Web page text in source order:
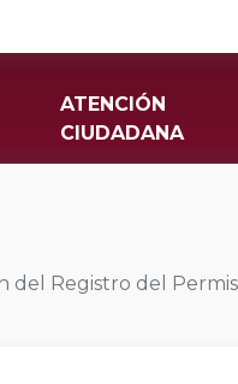
ATENCIÓN
CIUDADANA
del Registro del